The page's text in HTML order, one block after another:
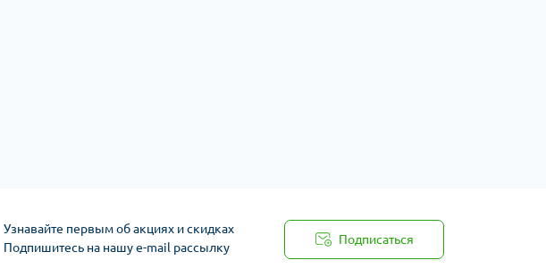
Узнавайте первым об акциях и скидках
Подпишитесь на нашу e-mail рассылку
Подписаться